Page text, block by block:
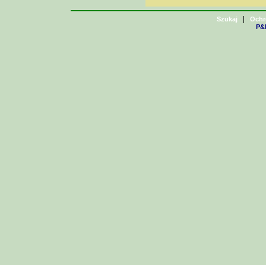
Szukaj